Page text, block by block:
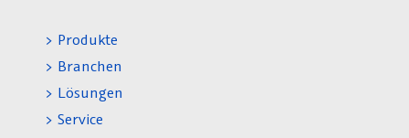
> Produkte
> Branchen
> Lösungen
> Service